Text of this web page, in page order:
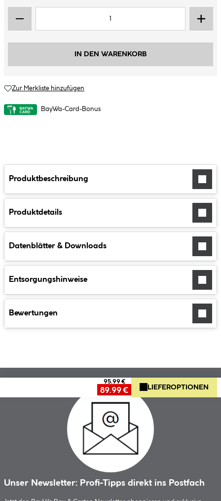
IN DEN WARENKORB
Zur Merkliste hinzufügen
BayWa-Card-Bonus
Produktbeschreibung
Produktdetails
Datenblätter & Downloads
Entsorgungshinweise
Bewertungen
95.99 €
89.99 € LIEFEROPTIONEN
Unser Newsletter: Profi-Tipps direkt ins Postfach